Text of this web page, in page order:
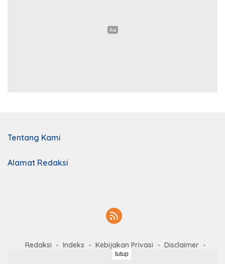
Tentang Kami
Alamat Redaksi
Redaksi Indeks Kebijakan Privasi
Disclaimer
Pedoman Media Siber
tutup